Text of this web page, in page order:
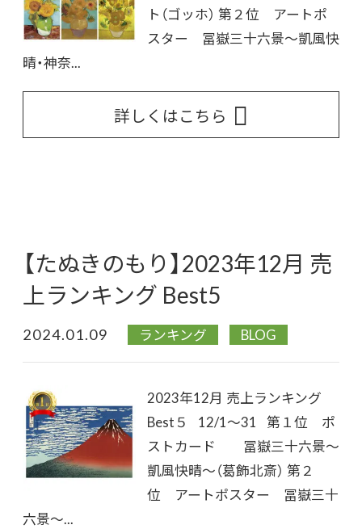
ト（ゴッホ） 第２位 アートポ
スター 冨嶽三十六景～凱風快
晴・神奈...
詳しくはこちら
【たぬきのもり】2023年12月 売
上ランキング Best5
2024.01.09 ランキング BLOG
2023年12月 売上ランキング
Best５ 12/1～31 第１位 ポ
ストカード 冨嶽三十六景～
凱風快晴～（葛飾北斎） 第２
位 アートポスター 冨嶽三十
六景～...